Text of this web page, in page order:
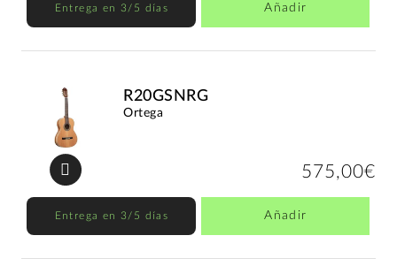
Entrega en 3/5 días Añadir
R20GSNRG
Ortega
575,00€
Entrega en 3/5 días Añadir